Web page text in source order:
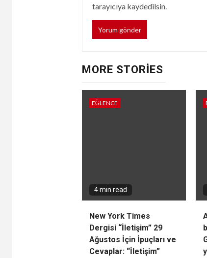
tarayıcıya kaydedilsin.
MORE STORIES
EĞLENCE
4 min read
New York Times
Dergisi “İletişim” 29
Ağustos İçin İpuçları ve
Cevaplar: “İletişim”